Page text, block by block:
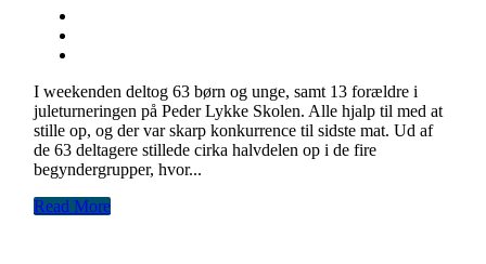
I weekenden deltog 63 børn og unge, samt 13 forældre i
juleturneringen på Peder Lykke Skolen. Alle hjalp til med at
stille op, og der var skarp konkurrence til sidste mat. Ud af
de 63 deltagere stillede cirka halvdelen op i de fire
begyndergrupper, hvor...
Read More